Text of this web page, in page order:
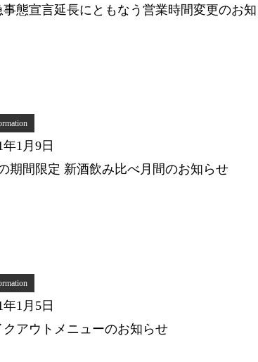
事態宣言延長にともなう営業時間変更のお
年1月9日
期間限定 新酒飲み比べ月間のお知らせ
年1月5日
クアウトメニューのお知らせ